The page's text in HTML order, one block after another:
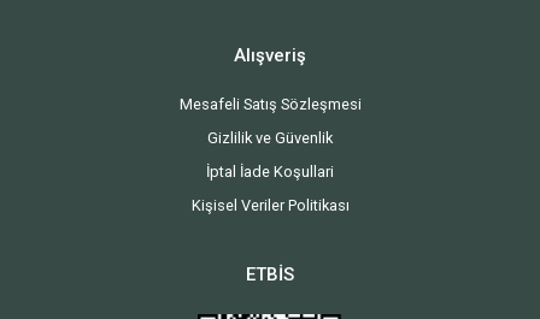
Alışveriş
Mesafeli Satış Sözleşmesi
Gizlilik ve Güvenlik
İptal İade Koşullari
Kişisel Veriler Politikası
ETBİS